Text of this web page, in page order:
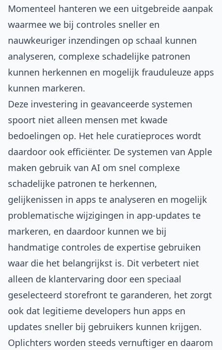
Momenteel hanteren we een uitgebreide aanpak
waarmee we bij controles sneller en
nauwkeuriger inzendingen op schaal kunnen
analyseren, complexe schadelijke patronen
kunnen herkennen en mogelijk frauduleuze apps
kunnen markeren.
Deze investering in geavanceerde systemen
spoort niet alleen mensen met kwade
bedoelingen op. Het hele curatieproces wordt
daardoor ook efficiënter. De systemen van Apple
maken gebruik van AI om snel complexe
schadelijke patronen te herkennen,
gelijkenissen in apps te analyseren en mogelijk
problematische wijzigingen in app-updates te
markeren, en daardoor kunnen we bij
handmatige controles de expertise gebruiken
waar die het belangrijkst is. Dit verbetert niet
alleen de klantervaring door een speciaal
geselecteerd storefront te garanderen, het zorgt
ook dat legitieme developers hun apps en
updates sneller bij gebruikers kunnen krijgen.
Oplichters worden steeds vernuftiger en daarom